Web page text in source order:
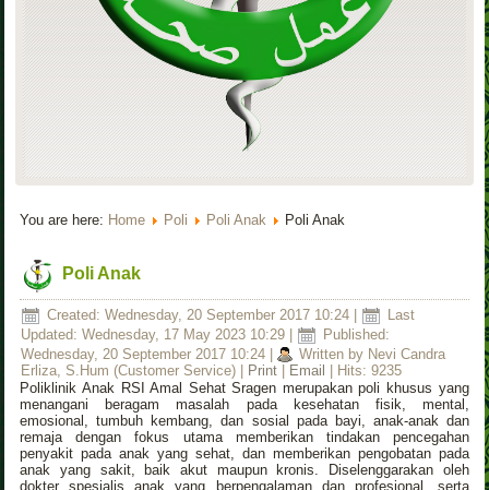
You are here: Home Poli Poli Anak Poli Anak
Poli Anak
Created: Wednesday, 20 September 2017 10:24
Last
Updated: Wednesday, 17 May 2023 10:29
Published:
Wednesday, 20 September 2017 10:24 |
Written by Nevi Candra
Erliza, S.Hum (Customer Service)
Print Email
| Hits: 9235
Poliklinik Anak RSI Amal Sehat Sragen merupakan poli khusus yang
menangani beragam masalah pada kesehatan fisik, mental,
emosional, tumbuh kembang, dan sosial pada bayi, anak-anak dan
remaja dengan fokus utama memberikan tindakan pencegahan
penyakit pada anak yang sehat, dan memberikan pengobatan pada
anak yang sakit, baik akut maupun kronis. Diselenggarakan oleh
dokter spesialis anak yang berpengalaman dan profesional, serta